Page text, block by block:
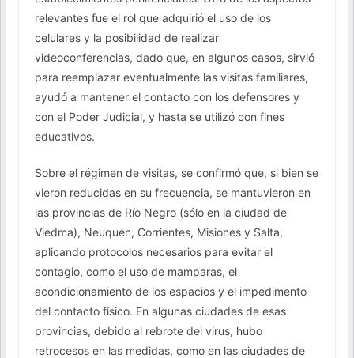
relevantes fue el rol que adquirió el uso de los
celulares y la posibilidad de realizar
videoconferencias, dado que, en algunos casos, sirvió
para reemplazar eventualmente las visitas familiares,
ayudó a mantener el contacto con los defensores y
con el Poder Judicial, y hasta se utilizó con fines
educativos.
Sobre el régimen de visitas, se confirmó que, si bien se
vieron reducidas en su frecuencia, se mantuvieron en
las provincias de Río Negro (sólo en la ciudad de
Viedma), Neuquén, Corrientes, Misiones y Salta,
aplicando protocolos necesarios para evitar el
contagio, como el uso de mamparas, el
acondicionamiento de los espacios y el impedimento
del contacto físico. En algunas ciudades de esas
provincias, debido al rebrote del virus, hubo
retrocesos en las medidas, como en las ciudades de